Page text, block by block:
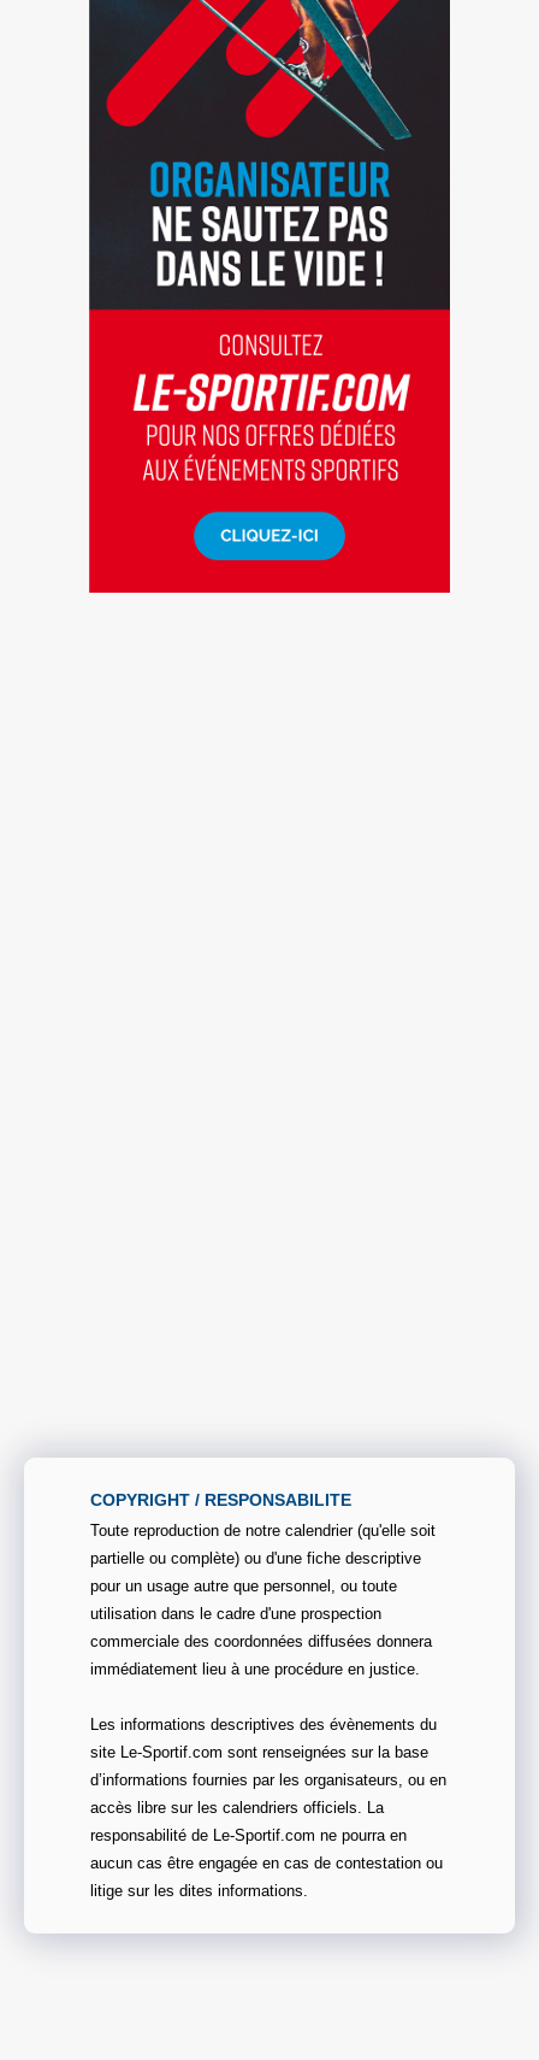
COPYRIGHT / RESPONSABILITE
Toute reproduction de notre calendrier (qu'elle soit
partielle ou complète) ou d'une fiche descriptive
pour un usage autre que personnel, ou toute
utilisation dans le cadre d'une prospection
commerciale des coordonnées diffusées donnera
immédiatement lieu à une procédure en justice.
Les informations descriptives des évènements du
site Le-Sportif.com sont renseignées sur la base
d’informations fournies par les organisateurs, ou en
accès libre sur les calendriers officiels. La
responsabilité de Le-Sportif.com ne pourra en
aucun cas être engagée en cas de contestation ou
litige sur les dites informations.